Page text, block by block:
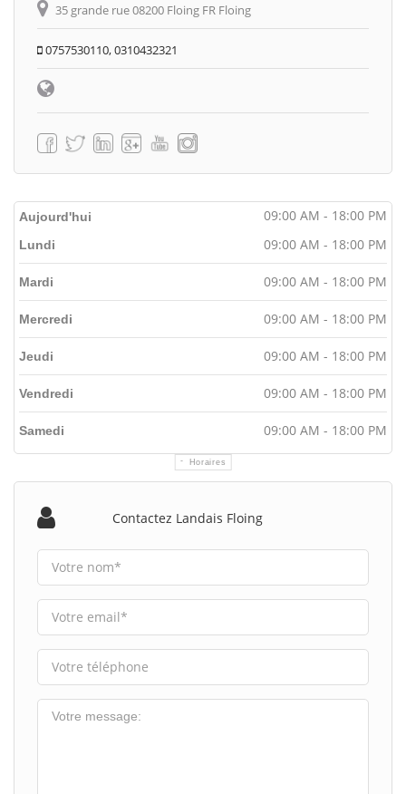
35 grande rue 08200 Floing FR Floing
0757530110, 0310432321
Aujourd'hui 09:00 AM - 18:00 PM
Horaires
Lundi 09:00 AM - 18:00 PM
Mardi 09:00 AM - 18:00 PM
Mercredi 09:00 AM - 18:00 PM
Jeudi 09:00 AM - 18:00 PM
Vendredi 09:00 AM - 18:00 PM
Samedi 09:00 AM - 18:00 PM
Contactez Landais Floing